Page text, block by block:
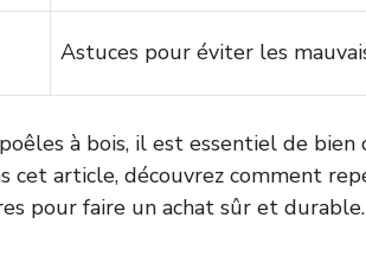
Astuces pour éviter les
poêles à bois, il est essentiel de
cet article, découvrez comment
pour faire un achat sûr et durable.